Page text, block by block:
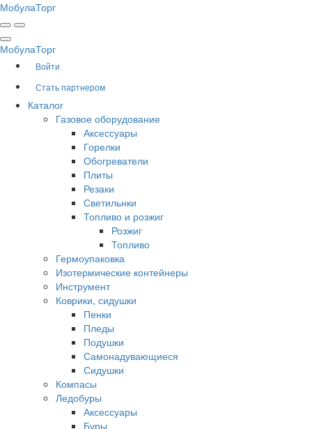
МобулаТорг
МобулаТорг
Войти
Стать партнером
Каталог
Газовое оборудование
Аксессуары
Горелки
Обогреватели
Плиты
Резаки
Светильнки
Топливо и розжиг
Розжиг
Топливо
Гермоупаковка
Изотермические контейнеры
Инструмент
Коврики, сидушки
Пенки
Пледы
Подушки
Самонадувающиеся
Сидушки
Компасы
Ледобуры
Аксессуары
Буры